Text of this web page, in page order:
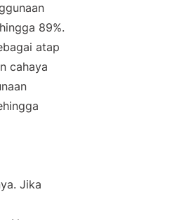
89%.
atap
cahaya
Jika